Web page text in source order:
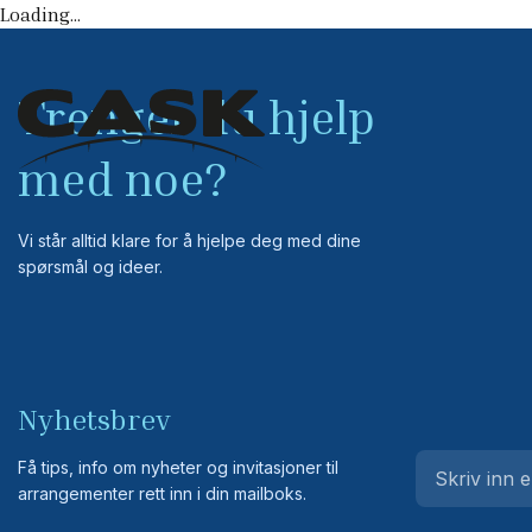
Loading...
Trenger du hjelp
med noe?
Vi står alltid klare for å hjelpe deg med dine
spørsmål og ideer.
Nyhetsbrev
Få tips, info om nyheter og invitasjoner til
arrangementer rett inn i din mailboks.